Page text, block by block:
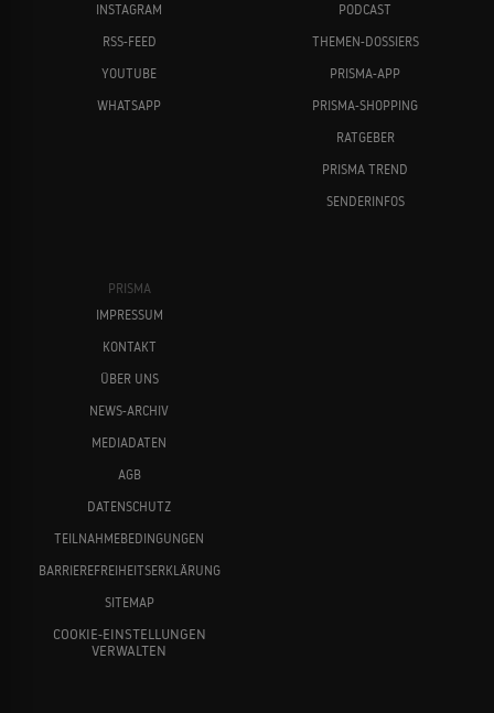
INSTAGRAM
RSS-FEED
YOUTUBE
WHATSAPP
PODCAST
THEMEN-DOSSIERS
PRISMA-APP
PRISMA-SHOPPING
RATGEBER
PRISMA TREND
SENDERINFOS
PRISMA
IMPRESSUM
KONTAKT
ÜBER UNS
NEWS-ARCHIV
MEDIADATEN
AGB
DATENSCHUTZ
TEILNAHMEBEDINGUNGEN
BARRIEREFREIHEITSERKLÄRUNG
SITEMAP
COOKIE-EINSTELLUNGEN
VERWALTEN